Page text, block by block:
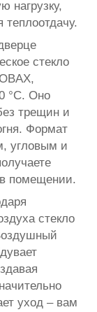
нагрузку,
стекло
°С. Оно
трещин и
Формат
угловым и
помещении.
стекло
уход – вам